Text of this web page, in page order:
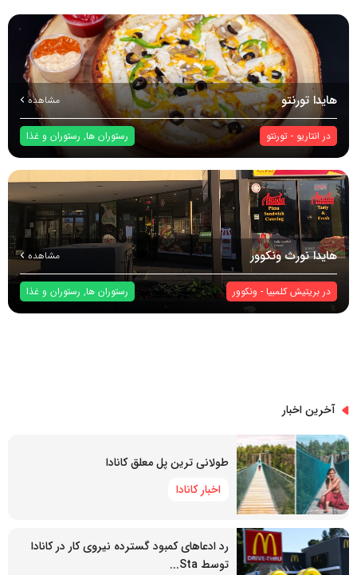
هایدا تورنتو مشاهده
در انتاریو - تورنتو رستوران ها, رستوران و غذا
هایدا نورث ونکوور مشاهده
در بریتیش کلمبیا - ونکوور رستوران ها, رستوران و غذا
آخرین اخبار
طولانی ترین پل معلق کانادا
اخبار کانادا
رد ادعاهای کمبود گسترده نیروی کار در کانادا
توسط Sta...